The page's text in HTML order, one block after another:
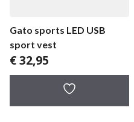
Gato sports LED USB
sport vest
€32,95